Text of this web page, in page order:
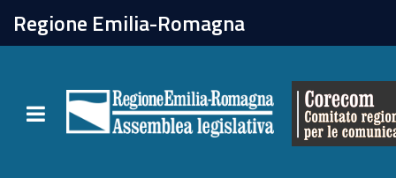
Regione Emilia-Romagna
Toggle navigation
chiudi
Le attività